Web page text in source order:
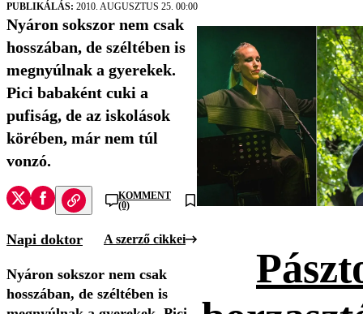
PUBLIKÁLÁS: 2010. AUGUSZTUS 25. 00:00
Nyáron sokszor nem csak
hosszában, de széltében is
megnyúlnak a gyerekek.
Pici babaként cuki a
pufiság, de az iskolások
körében, már nem túl
vonzó.
KOMMENT
(0)
Napi doktor A szerző cikkei
Nyáron sokszor nem csak
hosszában, de széltében is